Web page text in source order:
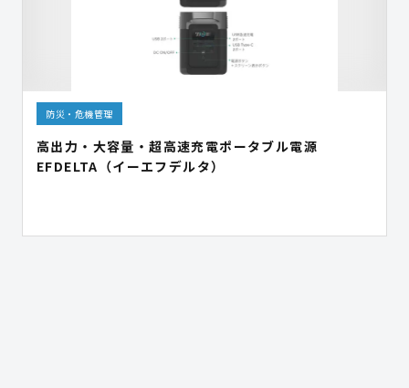
防災・危機管理
高出力・大容量・超高速充電ポータブル電源
EFDELTA（イーエフデルタ）